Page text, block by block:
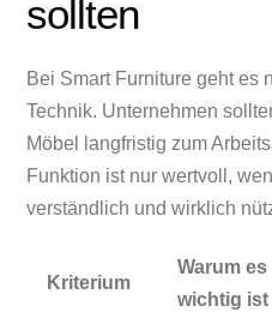
sollten
Bei Smart Furniture geht es
Technik. Unternehmen
Möbel langfristig zum
Funktion ist nur wertvoll,
verständlich und wirklich
Kriterium
Warum es
wichtig ist